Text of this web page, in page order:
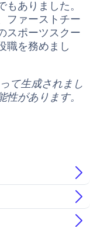
ありました。
ファーストチー
スポーツスクー
職を務めまし
て生成されまし
があります。